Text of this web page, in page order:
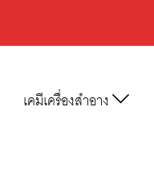
เคมีเครื่องสำอาง